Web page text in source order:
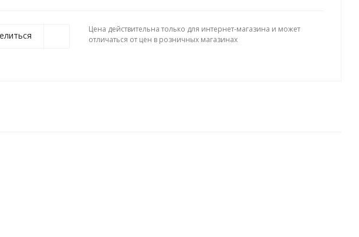
Цена действительна только для интернет-магазина и может
отличаться от цен в розничных магазинах